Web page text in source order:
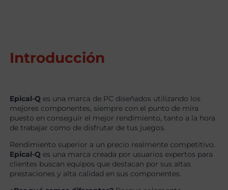
Introducción
Epical-Q es una marca de PC diseñados utilizando los
mejores componentes, siempre con el punto de mira
puesto en conseguir el mejor rendimiento, tanto a la hora
de trabajar como de disfrutar de tus juegos.
Rendimiento superior a un precio realmente competitivo.
Epical-Q es una marca creada por usuarios expertos para
clientes buscan equipos que destacan por sus altas
prestaciones y alta calidad en sus componentes.